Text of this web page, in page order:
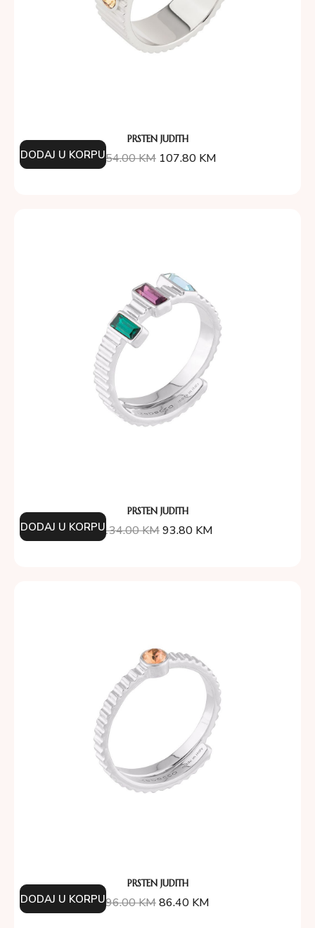
PRSTEN JUDITH
154.00KM 107.80 KM
DODAJ U KORPU
PRSTEN JUDITH
134.00KM93.80 KM
DODAJ U KORPU
PRSTEN JUDITH
96.00KM86.40 KM
DODAJ U KORPU